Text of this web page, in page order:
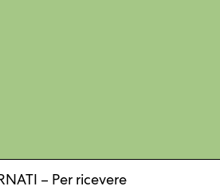
– Per ricevere